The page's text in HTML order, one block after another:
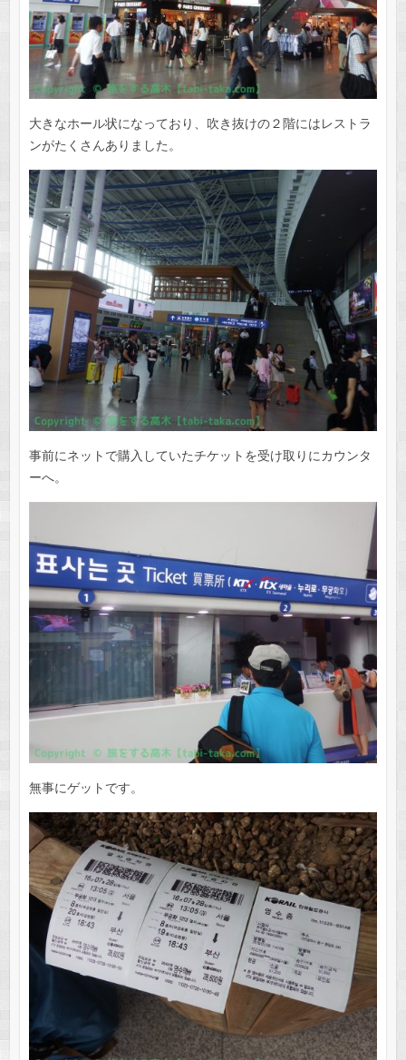
大きなホール状になっており、吹き抜けの２階にはレストラ
ンがたくさんありました。
事前にネットで購入していたチケットを受け取りにカウンタ
ーへ。
無事にゲットです。